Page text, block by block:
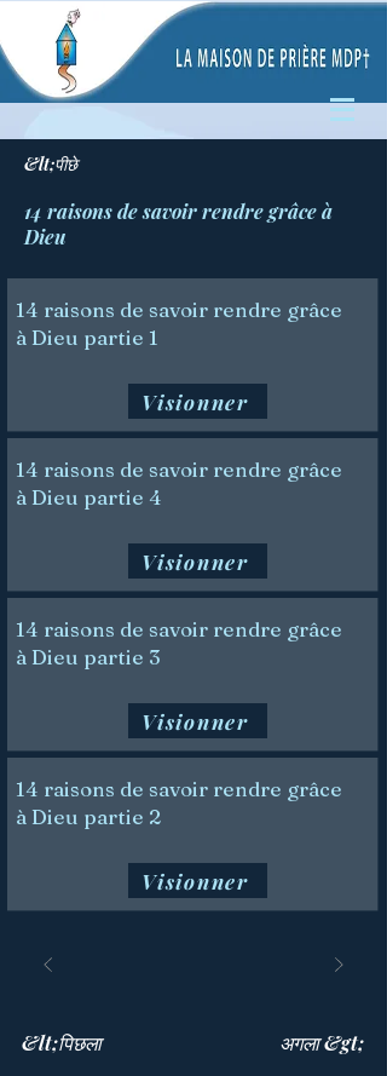
&lt;पीछे
14 raisons de savoir rendre grâce à
Dieu
14 raisons de savoir rendre grâce
à Dieu partie 1
Visionner
14 raisons de savoir rendre grâce
à Dieu partie 4
Visionner
14 raisons de savoir rendre grâce
à Dieu partie 3
Visionner
14 raisons de savoir rendre grâce
à Dieu partie 2
Visionner
&lt;पिछला अगला &gt;